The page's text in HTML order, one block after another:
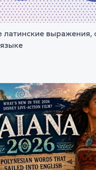
латинские выражения,